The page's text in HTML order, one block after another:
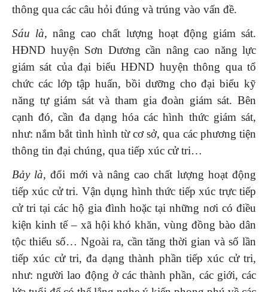
thông qua các câu hỏi đúng và trúng vào vấn đề.
Sáu là, nâng cao chất lượng hoạt động giám sát.
HĐND huyện Sơn Dương cần nâng cao năng lực
giám sát của đại biểu HĐND huyện thông qua tổ
chức các lớp tập huấn, bồi dưỡng cho đại biểu kỹ
năng tự giám sát và tham gia đoàn giám sát. Bên
cạnh đó, cần đa dạng hóa các hình thức giám sát,
như: nắm bắt tình hình từ cơ sở, qua các phương tiện
thông tin đại chúng, qua tiếp xúc cử tri…
Bảy là, đổi mới và nâng cao chất lượng hoạt động
tiếp xúc cử tri. Vận dụng hình thức tiếp xúc trực tiếp
cử tri tại các hộ gia đình hoặc tại những nơi có điều
kiện kinh tế – xã hội khó khăn, vùng đồng bào dân
tộc thiểu số… Ngoài ra, cần tăng thời gian và số lần
tiếp xúc cử tri, đa dạng thành phần tiếp xúc cử tri,
như: người lao động ở các thành phần, các giới, các